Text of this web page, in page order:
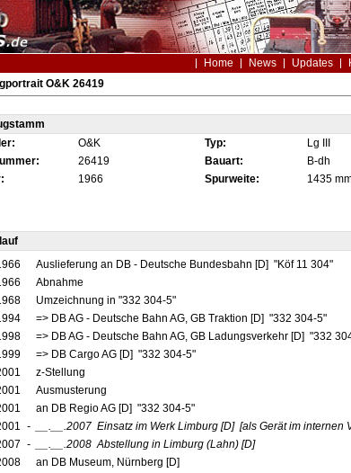
Home News Updates
O&K 26419
O&K Typ: Lg III
26419 Bauart: B-dh
1966 Spurweite: 1435
Auslieferung an DB - Deutsche Bundesbahn [D] "Köf 11 304"
Abnahme
Umzeichnung in "332 304-5"
=> DB AG - Deutsche Bahn AG, GB Traktion [D] "332 304-5"
=> DB AG - Deutsche Bahn AG, GB Ladungsverkehr [D] "332
=> DB Cargo AG [D] "332 304-5"
z-Stellung
Ausmusterung
an DB Regio AG [D] "332 304-5"
- __.__.2007 Einsatz im Werk Limburg [D] [als Gerät im internen
- __.__.2008 Abstellung in Limburg (Lahn) [D]
an DB Museum, Nürnberg [D]